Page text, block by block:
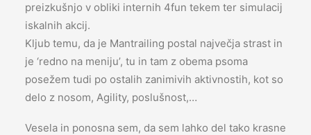
preizkušnjo v obliki internih 4fun tekem ter simulacij
iskalnih akcij.
Kljub temu, da je Mantrailing postal največja strast in
je ‘redno na meniju’, tu in tam z obema psoma
posežem tudi po ostalih zanimivih aktivnostih, kot so
delo z nosom, Agility, poslušnost,…
Vesela in ponosna sem, da sem lahko del tako krasne